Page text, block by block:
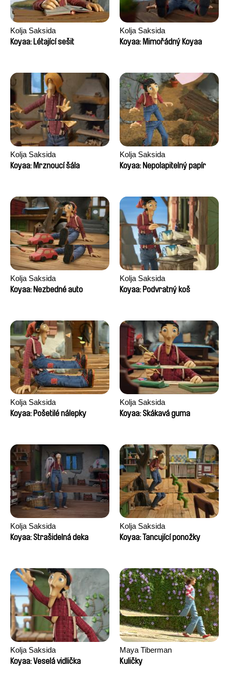
Kolja Saksida
Koyaa: Létající sešit
Kolja Saksida
Koyaa: Mimořádný Koyaa
Kolja Saksida
Koyaa: Mrznoucí šála
Kolja Saksida
Koyaa: Nepolapitelný papír
Kolja Saksida
Koyaa: Nezbedné auto
Kolja Saksida
Koyaa: Podvratný koš
Kolja Saksida
Koyaa: Pošetilé nálepky
Kolja Saksida
Koyaa: Skákavá guma
Kolja Saksida
Koyaa: Strašidelná deka
Kolja Saksida
Koyaa: Tancující ponožky
Kolja Saksida
Koyaa: Veselá vidlička
Maya Tiberman
Kuličky